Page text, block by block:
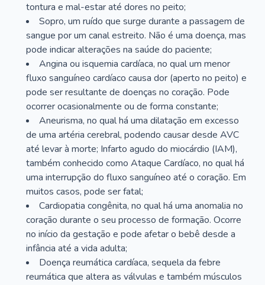
tontura e mal-estar até dores no peito;
Sopro, um ruído que surge durante a passagem de
sangue por um canal estreito. Não é uma doença, mas
pode indicar alterações na saúde do paciente;
Angina ou isquemia cardíaca, no qual um menor
fluxo sanguíneo cardíaco causa dor (aperto no peito) e
pode ser resultante de doenças no coração. Pode
ocorrer ocasionalmente ou de forma constante;
Aneurisma, no qual há uma dilatação em excesso
de uma artéria cerebral, podendo causar desde AVC
até levar à morte; Infarto agudo do miocárdio (IAM),
também conhecido como Ataque Cardíaco, no qual há
uma interrupção do fluxo sanguíneo até o coração. Em
muitos casos, pode ser fatal;
Cardiopatia congênita, no qual há uma anomalia no
coração durante o seu processo de formação. Ocorre
no início da gestação e pode afetar o bebê desde a
infância até a vida adulta;
Doença reumática cardíaca, sequela da febre
reumática que altera as válvulas e também músculos